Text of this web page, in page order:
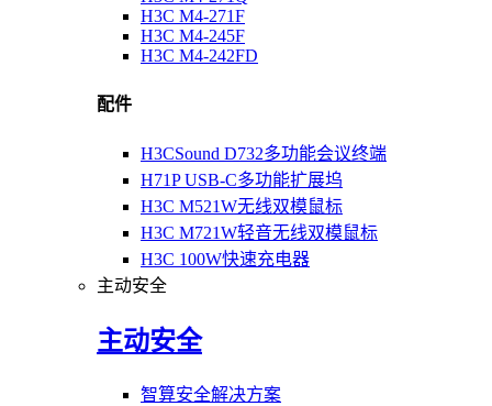
H3C M4-271F
H3C M4-245F
H3C M4-242FD
配件
H3CSound D732多功能会议终端
H71P USB-C多功能扩展坞
H3C M521W无线双模鼠标
H3C M721W轻音无线双模鼠标
H3C 100W快速充电器
主动安全
主动安全
智算安全解决方案